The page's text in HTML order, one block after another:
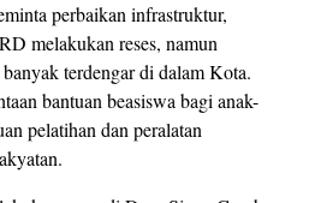
perbaikan infrastruktur,
melakukan reses, namun
terdengar di dalam Kota.
bantuan beasiswa bagi anak-
pelatihan dan peralatan